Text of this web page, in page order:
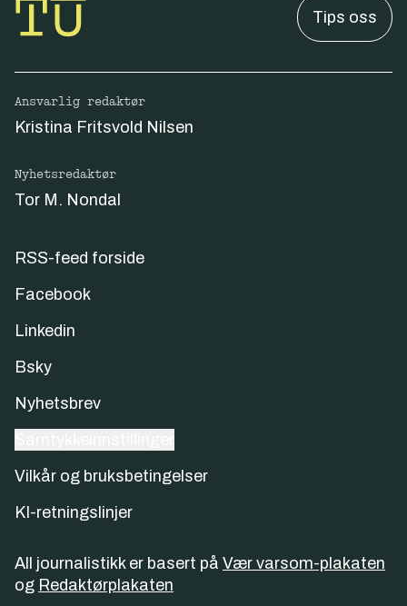
Tips oss
Ansvarlig redaktør
Kristina Fritsvold Nilsen
Nyhetsredaktør
Tor M. Nondal
RSS-feed forside
Facebook
Linkedin
Bsky
Nyhetsbrev
Vilkår og bruksbetingelser
KI-retningslinjer
All journalistikk er basert på Vær varsom-plakaten
og Redaktørplakaten